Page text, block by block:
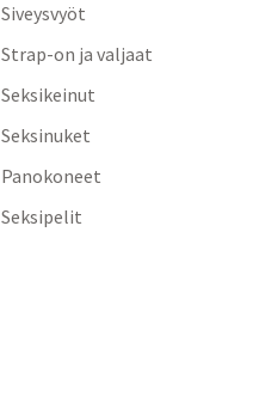
Siveysvyöt
Strap-on ja valjaat
Seksikeinut
Seksinuket
Panokoneet
Seksipelit